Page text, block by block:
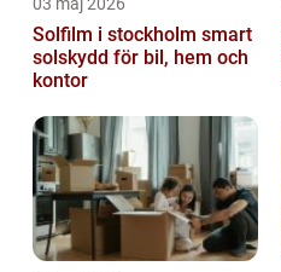
Solfilm i stockholm smart
solskydd för bil, hem och
kontor